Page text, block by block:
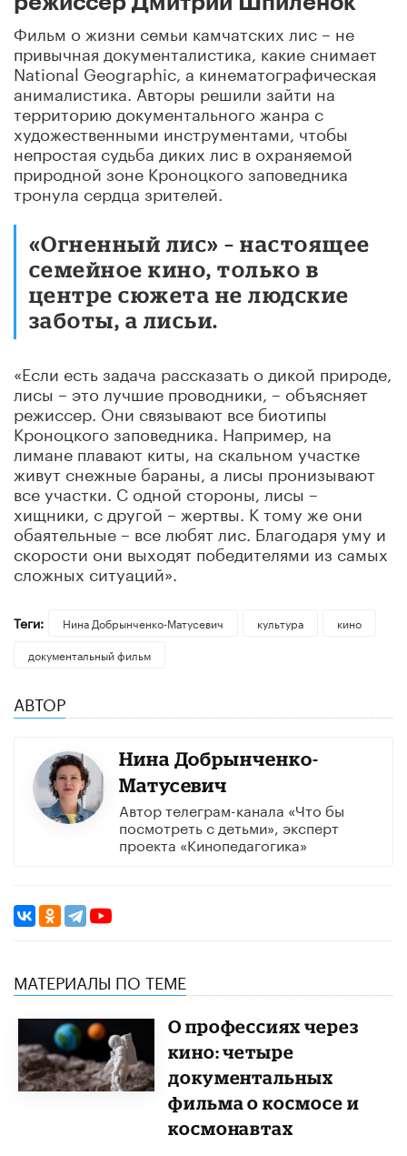
Фильм о жизни семьи камчатских лис – не
привычная документалистика, какие снимает
National Geographic, а кинематографическая
анималистика. Авторы решили зайти на
территорию документального жанра с
художественными инструментами, чтобы
непростая судьба диких лис в охраняемой
природной зоне Кроноцкого заповедника
тронула сердца зрителей.
«Огненный лис» – настоящее
семейное кино, только в
центре сюжета не людские
заботы, а лисьи.
«Если есть задача рассказать о дикой природе,
лисы – это лучшие проводники, – объясняет
режиссер. Они связывают все биотипы
Кроноцкого заповедника. Например, на
лимане плавают киты, на скальном участке
живут снежные бараны, а лисы пронизывают
все участки. С одной стороны, лисы –
хищники, с другой – жертвы. К тому же они
обаятельные – все любят лис. Благодаря уму и
скорости они выходят победителями из самых
сложных ситуаций».
Теги: Нина Добрынченко-Матусевич культура
кино
документальный фильм
АВТОР
Нина Добрынченко-
Матусевич
Автор телеграм-канала «Что бы
посмотреть с детьми», эксперт
проекта «Кинопедагогика»
МАТЕРИАЛЫ ПО ТЕМЕ
О профессиях через
кино: четыре
документальных
фильма о космосе и
космонавтах